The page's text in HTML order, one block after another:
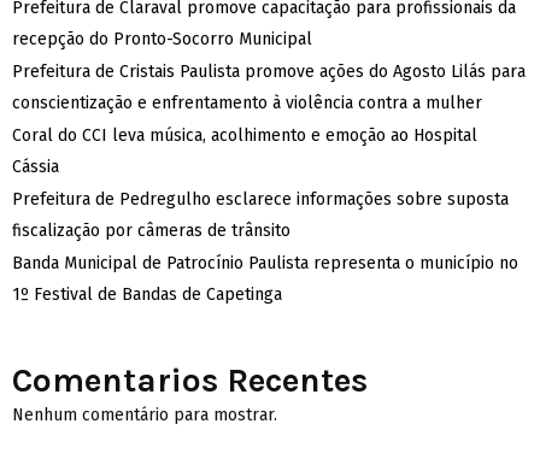
Prefeitura de Claraval promove capacitação para profissionais da
recepção do Pronto-Socorro Municipal
Prefeitura de Cristais Paulista promove ações do Agosto Lilás para
conscientização e enfrentamento à violência contra a mulher
Coral do CCI leva música, acolhimento e emoção ao Hospital
Cássia
Prefeitura de Pedregulho esclarece informações sobre suposta
fiscalização por câmeras de trânsito
Banda Municipal de Patrocínio Paulista representa o município no
1º Festival de Bandas de Capetinga
Comentarios Recentes
Nenhum comentário para mostrar.